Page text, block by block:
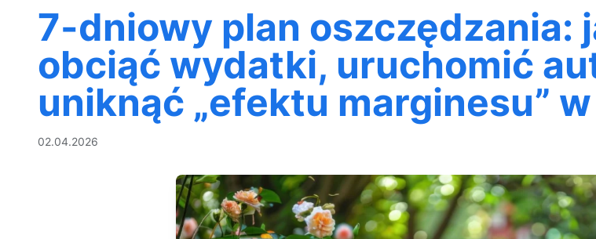
7-dniowy plan oszczędzania:
obciąć wydatki, uruchomić
uniknąć „efektu marginesu”
02.04.2026